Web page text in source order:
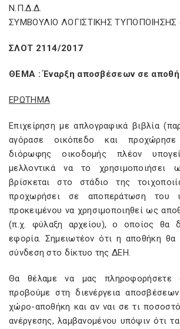
Ν.Π.Δ.Δ.
ΣΥΜΒΟΥΛΙΟ ΛΟΓΙΣΤΙΚΗΣ ΤΥΠΟΠΟΙΗΣΗΣ
ΣΛΟΤ 2114/2017
ΘΕΜΑ : Έναρξη αποσβέσεων σε
ΕΡΩΤΗΜΑ
Επιχείρηση με απλογραφικά βιβλία
αγόρασε οικόπεδο και
διόρωφης οικοδομής πλέον
μελλοντικά να το χρησιμοποιήσει
βρίσκεται στο στάδιο της
προχωρήσει σε αποπεράτωση του
προκειμένου να χρησιμοποιηθεί ως
(π.χ. φύλαξη αρχείου), ο οποίος θα
εφορία. Σημειωτέον ότι η αποθήκη θα
σύνδεση στο δίκτυο της ΔΕΗ.
Θα θέλαμε να μας πληροφορήσετε
προβούμε στη διενέργεια
χώρο-αποθήκη και αν ναι σε τι
ανέργεσης, λαμβανομένου υπόψιν ότι